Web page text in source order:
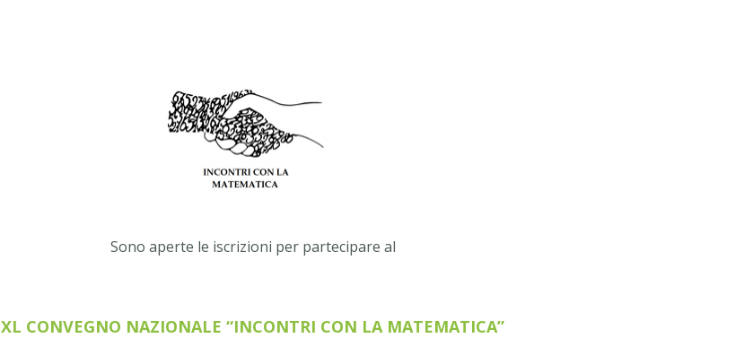
Sono aperte le iscrizioni per partecipare al
XL CONVEGNO NAZIONALE “INCONTRI CON LA MATEMATICA”